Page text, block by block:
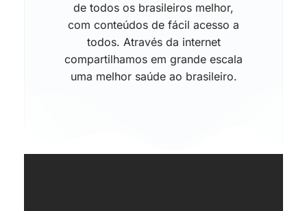
de todos os brasileiros melhor,
com conteúdos de fácil acesso a
todos. Através da internet
compartilhamos em grande escala
uma melhor saúde ao brasileiro.